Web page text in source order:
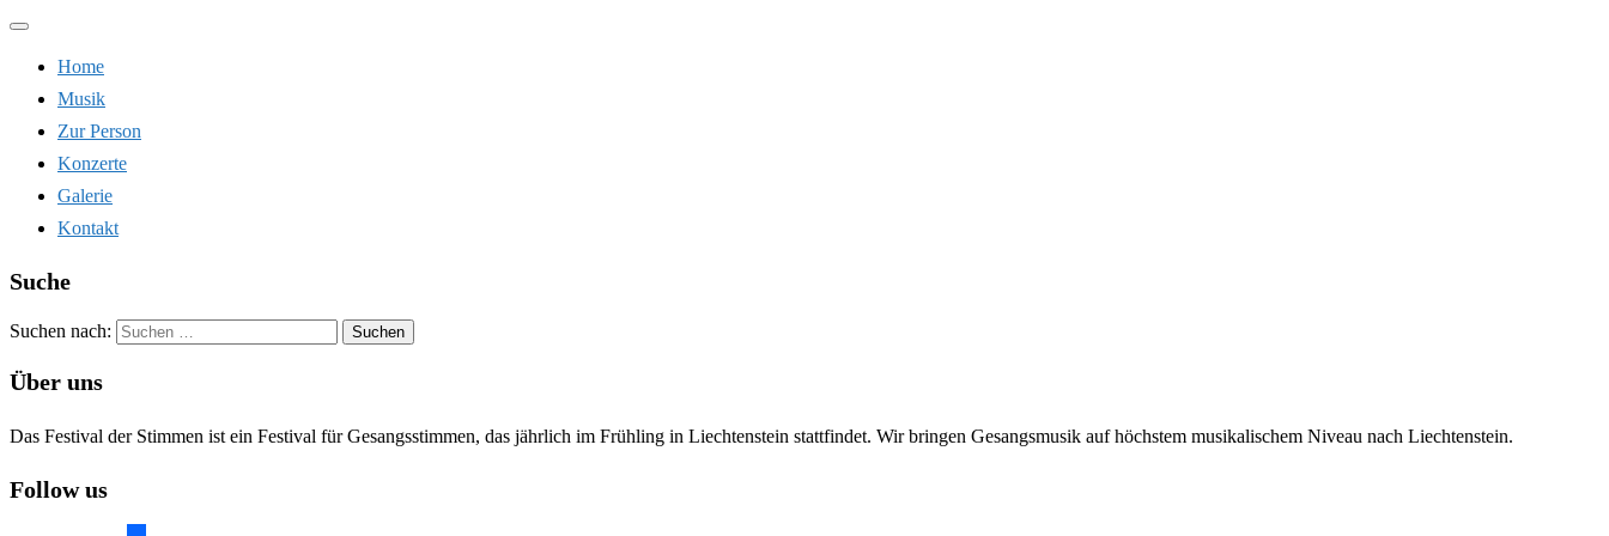
Navigation
Home
Musik
Zur Person
Konzerte
Galerie
Kontakt
Suche
Suchen nach:
Über uns
Das Festival der Stimmen ist ein Festival für Gesangsstimmen, das jährlich im Frühling in Liechtenstein stattfindet. Wir bringen Gesangsmusik auf höchstem musikalischem Niveau nach Liechtenstein.
Follow us